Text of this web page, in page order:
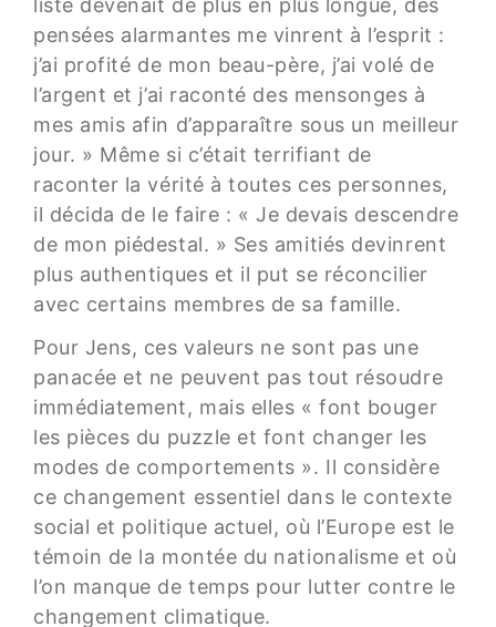
liste devenait de plus en plus longue, des
pensées alarmantes me vinrent à l’esprit :
j’ai profité de mon beau-père, j’ai volé de
l’argent et j’ai raconté des mensonges à
mes amis afin d’apparaître sous un meilleur
jour. » Même si c’était terrifiant de
raconter la vérité à toutes ces personnes,
il décida de le faire : « Je devais descendre
de mon piédestal. » Ses amitiés devinrent
plus authentiques et il put se réconcilier
avec certains membres de sa famille.
Pour Jens, ces valeurs ne sont pas une
panacée et ne peuvent pas tout résoudre
immédiatement, mais elles « font bouger
les pièces du puzzle et font changer les
modes de comportements ». Il considère
ce changement essentiel dans le contexte
social et politique actuel, où l’Europe est le
témoin de la montée du nationalisme et où
l’on manque de temps pour lutter contre le
changement climatique.